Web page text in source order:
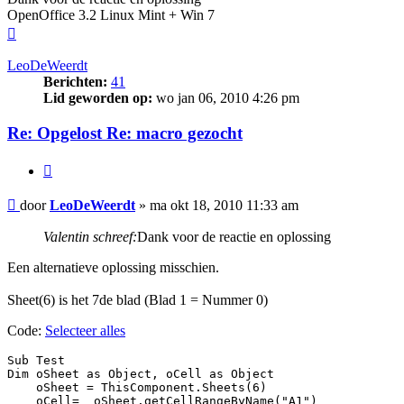
OpenOffice 3.2 Linux Mint + Win 7
LeoDeWeerdt
Berichten: 41
Lid geworden op: wo jan 06, 2010 4:26 pm
Re: Opgelost Re: macro gezocht
Bericht
doorLeoDeWeerdt » ma okt 18, 2010 11:33 am
Valentin schreef:Dank voor de reactie en oplossing
Een alternatieve oplossing misschien.
Sheet(6) is het 7de blad (Blad 1 = Nummer 0)
Code: Selecteer alles
Sub Test
Dim oSheet as Object, oCell as Object
    oSheet = ThisComponent.Sheets(6)
    oCell=  oSheet.getCellRangeByName("A1")